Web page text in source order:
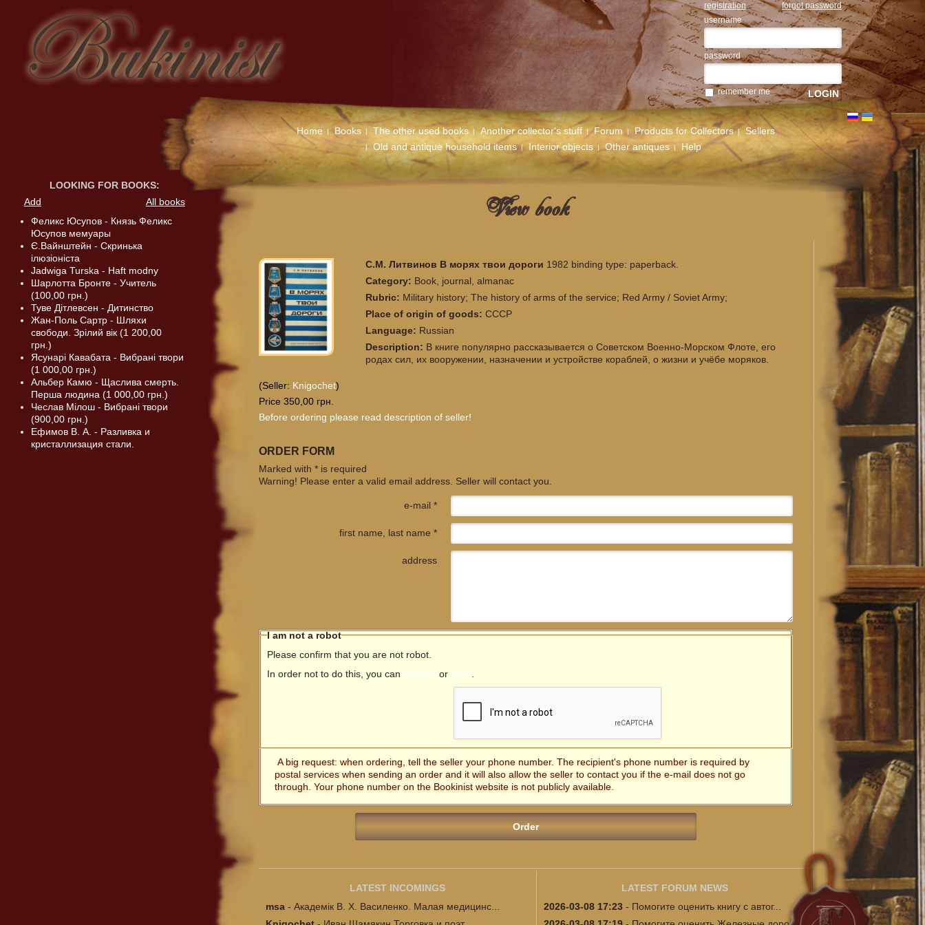
registration
forgot password
username
password
remember me
Home Books The other used books Another collector's stuff Forum Products for Collectors
Sellers
Old and antique household items
Interior objects Other antiques Help
View book
С.М. Литвинов В морях твои дороги 1982 binding type: paperback.
Category: Book, journal, almanac
Rubric: Military history; The history of arms of the service; Red Army / Soviet Army;
Place of origin of goods:СССР
Language: Russian
Description: В книге популярно рассказывается о Советском Военно-Морском Флоте, его
родах сил, их вооружении, назначении и устройстве кораблей, о жизни и учёбе моряков.
(Seller: Knigochet)
Price 350,00 грн.
Before ordering please read description of seller!
ORDER FORM
Marked with * is required
Warning! Please enter a valid email address. Seller will contact you.
e-mail *
first name, last name *
address
I am not a robot
Please confirm that you are not robot.
In order not to do this, you can register or login
A big request: when ordering, tell the seller your phone number. The recipient's phone number is required by
postal services when sending an order and it will also allow the seller to contact you if the e-mail does not go
through. Your phone number on the Bookinist website is not publicly available.
LATEST INCOMINGS
msa -Академік В. Х. Василенко. Малая медицинс...
LATEST FORUM NEWS
2026-03-08 17:23- Помогите оценить книгу с автог...
LOOKING FOR BOOKS:
Add
All books
Феликс Юсупов - Князь Феликс
Юсупов мемуары
Є.Вайнштейн - Скринька
ілюзіоніста
Jadwiga Turska - Haft modny
Шарлотта Бронте - Учитель
(100,00 грн.)
Туве Дітлевсен - Дитинство
Жан-Поль Сартр - Шляхи
свободи. Зрілий вік (1 200,00
грн.)
Ясунарі Кавабата - Вибрані твори
(1 000,00 грн.)
Альбер Камю - Щаслива смерть.
Перша людина (1 000,00 грн.)
Чеслав Мілош - Вибрані твори
(900,00 грн.)
Ефимов В. А. - Разливка и
кристаллизация стали.